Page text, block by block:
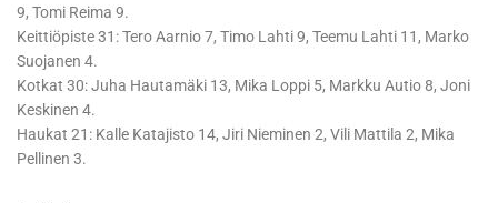
9, Tomi Reima 9.
Keittiöpiste 31: Tero Aarnio 7, Timo Lahti 9, Teemu Lahti 11, Marko
Suojanen 4.
Kotkat 30: Juha Hautamäki 13, Mika Loppi 5, Markku Autio 8, Joni
Keskinen 4.
Haukat 21: Kalle Katajisto 14, Jiri Nieminen 2, Vili Mattila 2, Mika
Pellinen 3.